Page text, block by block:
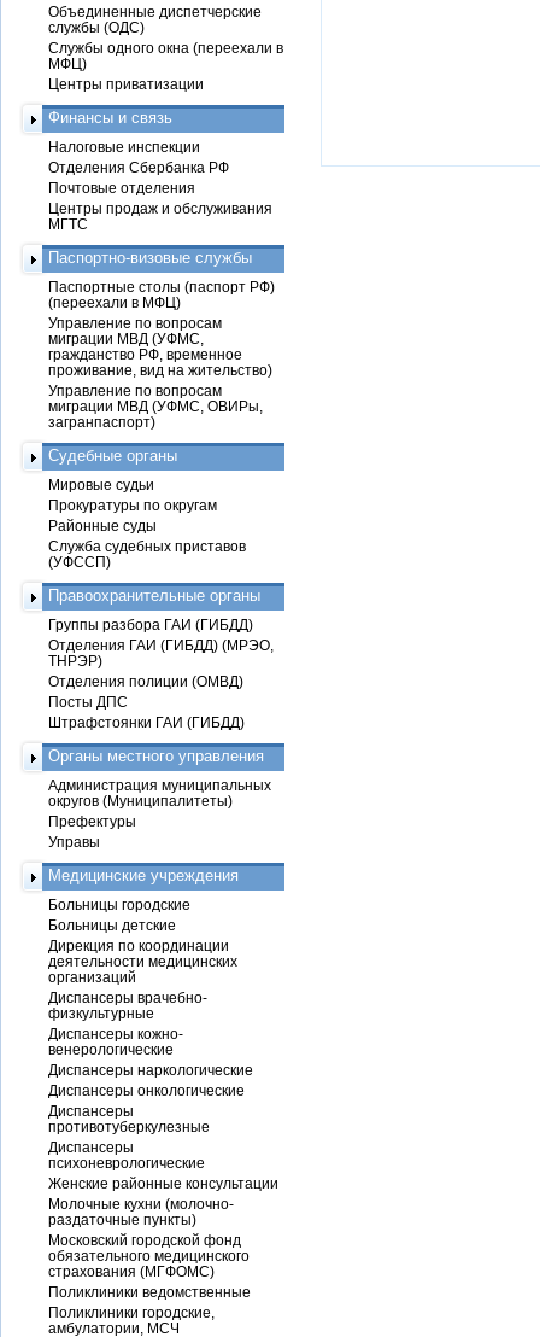
Объединенные диспетчерские
службы (ОДС)
Службы одного окна (переехали в
МФЦ)
Центры приватизации
Финансы и связь
Налоговые инспекции
Отделения Сбербанка РФ
Почтовые отделения
Центры продаж и обслуживания
МГТС
Паспортно-визовые службы
Паспортные столы (паспорт РФ)
(переехали в МФЦ)
Управление по вопросам
миграции МВД (УФМС,
гражданство РФ, временное
проживание, вид на жительство)
Управление по вопросам
миграции МВД (УФМС, ОВИРы,
загранпаспорт)
Судебные органы
Мировые судьи
Прокуратуры по округам
Районные суды
Служба судебных приставов
(УФССП)
Правоохранительные органы
Группы разбора ГАИ (ГИБДД)
Отделения ГАИ (ГИБДД) (МРЭО,
ТНРЭР)
Отделения полиции (ОМВД)
Посты ДПС
Штрафстоянки ГАИ (ГИБДД)
Органы местного управления
Администрация муниципальных
округов (Муниципалитеты)
Префектуры
Управы
Медицинские учреждения
Больницы городские
Больницы детские
Дирекция по координации
деятельности медицинских
организаций
Диспансеры врачебно-
физкультурные
Диспансеры кожно-
венерологические
Диспансеры наркологические
Диспансеры онкологические
Диспансеры
противотуберкулезные
Диспансеры
психоневрологические
Женские районные консультации
Молочные кухни (молочно-
раздаточные пункты)
Московский городской фонд
обязательного медицинского
страхования (МГФОМС)
Поликлиники ведомственные
Поликлиники городские,
амбулатории, МСЧ